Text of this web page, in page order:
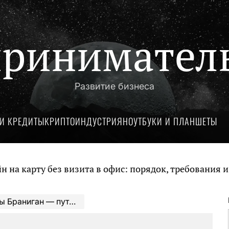
Развитие бизнеса
КРЕДИТЫКРИПТОИНДУСТРИЯНОУТБУКИ И ПЛАНШЕТЫ
без визита в офис: порядок, требования и
творчество непревзойденной поп-дивы